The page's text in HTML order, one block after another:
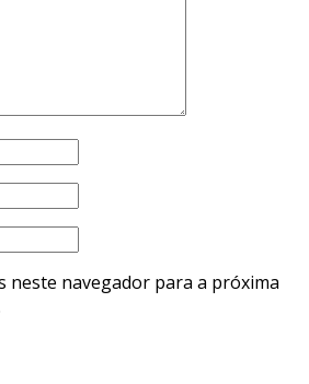
neste navegador para a próxima